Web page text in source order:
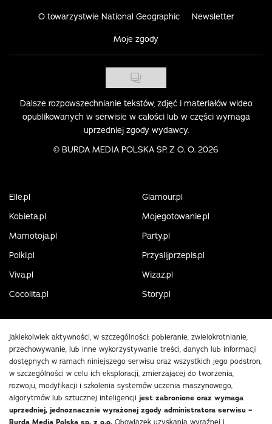
O towarzystwie National Geographic Newsletter
Moje zgody
Dalsze rozpowszechnianie tekstów, zdjęć i materiałów wideo
opublikowanych w serwisie w całości lub w części wymaga
uprzedniej zgody wydawcy.
© BURDA MEDIA POLSKA SP. Z O. O. 2026
Elle.pl
Glamour.pl
Kobieta.pl
Mojegotowanie.pl
Mamotoja.pl
Party.pl
Polki.pl
Przyslijprzepis.pl
Viva.pl
Wizaz.pl
Cocolita.pl
Story.pl
Jakiekolwiek aktywności, w szczególności: pobieranie, zwielokrotnianie,
przechowywanie, lub inne wykorzystywanie treści, danych lub informacji
dostępnych w ramach niniejszego serwisu oraz wszystkich jego podstron,
w szczególności w celu ich eksploracji, zmierzającej do tworzenia,
rozwoju, modyfikacji i szkolenia systemów uczenia maszynowego,
algorytmów lub sztucznej inteligencji jest zabronione oraz wymaga
uprzedniej, jednoznacznie wyrażonej zgody administratora serwisu –
Obowiązek uzyskania wyraźnej i